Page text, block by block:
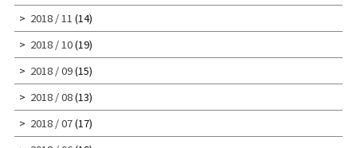
2018 / 11 (14)
2018 / 10(19)
2018 / 09(15)
2018 / 08(13)
2018 / 07(17)